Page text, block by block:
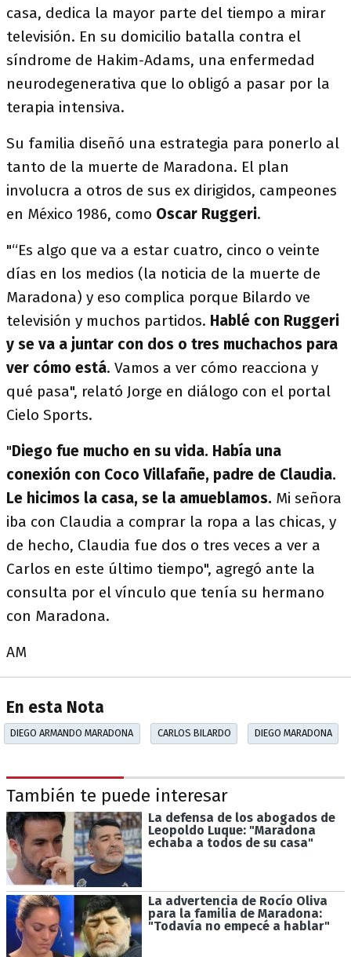
casa, dedica la mayor parte del tiempo a mirar
televisión. En su domicilio batalla contra el
síndrome de Hakim-Adams, una enfermedad
neurodegenerativa que lo obligó a pasar por la
terapia intensiva.
Su familia diseñó una estrategia para ponerlo al
tanto de la muerte de Maradona. El plan
involucra a otros de sus ex dirigidos, campeones
en México 1986, como Oscar Ruggeri.
"“Es algo que va a estar cuatro, cinco o veinte
días en los medios (la noticia de la muerte de
Maradona) y eso complica porque Bilardo ve
televisión y muchos partidos. Hablé con Ruggeri
y se va a juntar con dos o tres muchachos para
ver cómo está. Vamos a ver cómo reacciona y
qué pasa", relató Jorge en diálogo con el portal
Cielo Sports.
"Diego fue mucho en su vida. Había una
conexión con Coco Villafañe, padre de Claudia.
Le hicimos la casa, se la amueblamos. Mi señora
iba con Claudia a comprar la ropa a las chicas, y
de hecho, Claudia fue dos o tres veces a ver a
Carlos en este último tiempo", agregó ante la
consulta por el vínculo que tenía su hermano
con Maradona.
AM
En esta Nota
DIEGO ARMANDO MARADONA CARLOS BILARDO DIEGO MARADONA
También te puede interesar
La defensa de los abogados de
Leopoldo Luque: "Maradona
echaba a todos de su casa"
La advertencia de Rocío Oliva
para la familia de Maradona:
"Todavía no empecé a hablar"